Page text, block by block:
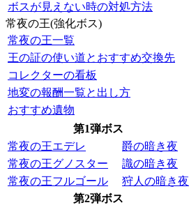
ボスが見えない時の対処方法
常夜の王(強化ボス)
常夜の王一覧
王の証の使い道とおすすめ交換先
コレクターの看板
地変の報酬一覧と出し方
おすすめ遺物
第1弾ボス
常夜の王エデレ
爵の暗き夜
常夜の王グノスター
識の暗き夜
常夜の王フルゴール
狩人の暗き夜
第2弾ボス